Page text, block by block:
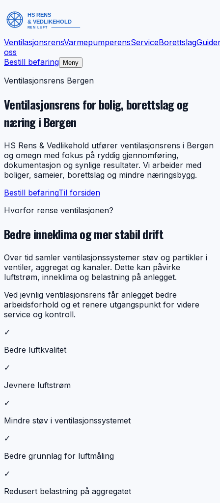
VentilasjonsrensVarmepumperensServiceBorettslag
oss
Bestill befaring
Meny
Ventilasjonsrens Bergen
Ventilasjonsrens for bolig, borettslag og
næring i Bergen
HS Rens & Vedlikehold utfører ventilasjonsrens i Bergen
og omegn med fokus på ryddig gjennomføring,
dokumentasjon og synlige resultater. Vi arbeider med
boliger, sameier, borettslag og mindre næringsbygg.
Bestill befaringTil forsiden
Hvorfor rense ventilasjonen?
Bedre inneklima og mer stabil drift
Over tid samler ventilasjonssystemer støv og partikler i
ventiler, aggregat og kanaler. Dette kan påvirke
luftstrøm, inneklima og belastning på anlegget.
Ved jevnlig ventilasjonsrens får anlegget bedre
arbeidsforhold og et renere utgangspunkt for videre
service og kontroll.
✓
Bedre luftkvalitet
✓
Jevnere luftstrøm
✓
Mindre støv i ventilasjonssystemet
✓
Bedre grunnlag for luftmåling
✓
Redusert belastning på aggregatet